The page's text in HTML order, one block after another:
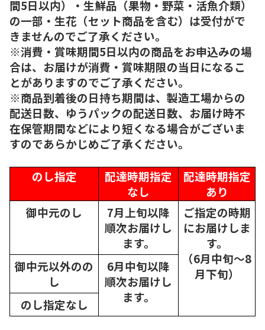
間5日以内）・生鮮品（果物・野菜・活魚介類）
の一部・生花（セット商品を含む）は受付がで
きませんのでご了承ください。
※消費・賞味期間5日以内の商品をお申込みの場
合は、お届けが消費・賞味期限の当日になるこ
とがありますのでご了承ください。
※商品到着後の日持ち期間は、製造工場からの
配送日数、ゆうパックの配送日数、お届け時不
在保管期間などにより短くなる場合がございま
すのであらかじめご了承ください。
のし指定
配達時期指定
なし
配達時期指定
あり
御中元のし
7月上旬以降
順次お届けし
ます。
ご指定の時期
にお届けしま
す。
（6月中旬～8
月下旬）
御中元以外のの
し
6月中旬以降
順次お届けし
ます。
のし指定なし